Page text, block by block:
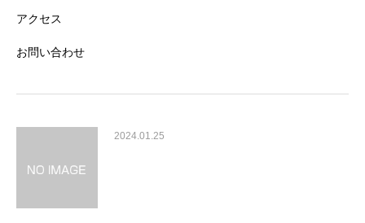
アクセス
お問い合わせ
2024.01.25